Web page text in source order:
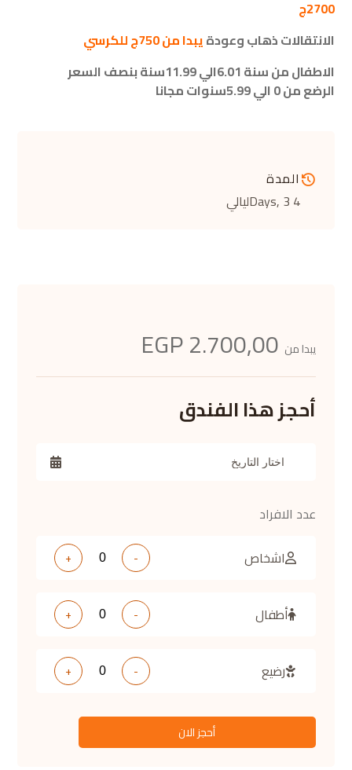
2700ج
الانتقالات ذهاب وعودةيبدا من 750ج للكرسي
الاطفال من سنة 6.01الي 11.99سنة بنصف السعر
الرضع من 0 الي 5.99سنوات مجانا
المدة
4 Days , 3ليالي
يبدا من
أحجز هذا الفندق
عدد الافراد
اشخاص
-
+
أطفال -
+
رضيع -
+
أحجز الان